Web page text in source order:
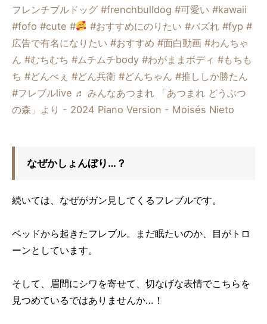
フレンチブルドッグ #frenchbulldog #可愛い #kawaii
#fofo #cute # #おすすめにのりたい #バズれ #fyp #
広告で有名になりたい #おすすめ #面白動画 #わんちゃ
ん #むちむち #ムチムチbody #わがままボディ #もちも
ち #どんべぇ #どん兵衛 #どんちゃん #推ししか勝たん
#フレブルlive ♬ みんなあつまれ 「あつまれ どうぶつ
の森」より - 2024 Piano Version - Moisés Nieto
なぜかしょんぼり…？
続いては、なぜがガン見してくるフレブルです。
ベッドから起きたフレブル。まだ眠たいのか、目がトロ
ーンとしています。
そして、眉間にシワを寄せて、切なげな表情でこちらを
見つめているではありませんか…！